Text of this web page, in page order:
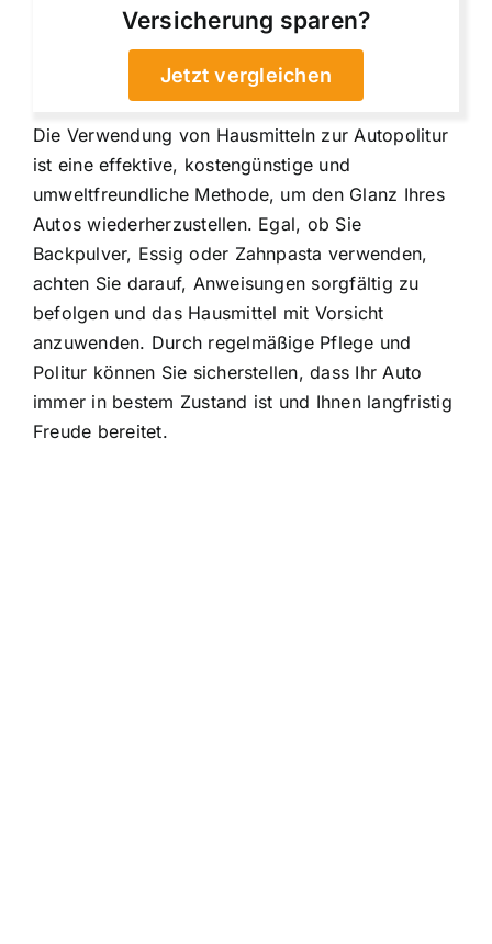
Versicherung sparen?
Jetzt vergleichen
Die Verwendung von Hausmitteln zur Autopolitur
ist eine effektive, kostengünstige und
umweltfreundliche Methode, um den Glanz Ihres
Autos wiederherzustellen. Egal, ob Sie
Backpulver, Essig oder Zahnpasta verwenden,
achten Sie darauf, Anweisungen sorgfältig zu
befolgen und das Hausmittel mit Vorsicht
anzuwenden. Durch regelmäßige Pflege und
Politur können Sie sicherstellen, dass Ihr Auto
immer in bestem Zustand ist und Ihnen langfristig
Freude bereitet.